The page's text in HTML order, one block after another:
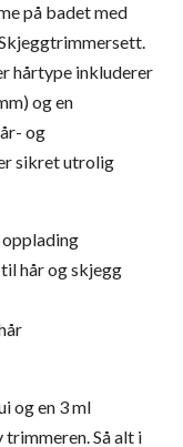
på badet med
hårtype inkluderer
og en
og
sikret utrolig
hår og skjegg
og en 3 ml
Så alt i